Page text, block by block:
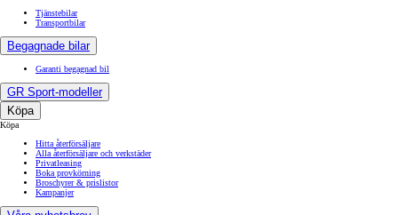
Tjänstebilar
Transportbilar
Begagnade bilar
Garanti begagnad bil
GR Sport-modeller
Köpa
Köpa
Hitta återförsäljare
Alla återförsäljare och verkstäder
Privatleasing
Boka provkörning
Broschyrer & prislistor
Kampanjer